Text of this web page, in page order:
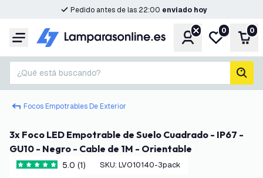
Pedido antes de las 22:00 enviado hoy
Menú CuentaMi lista de
0 0
¿Qué está buscando?
Focos Empotrables De Exterior
3x Foco LED Empotrable de Suelo Cuadrado - IP67 -
GU10 - Negro - Cable de 1M - Orientable
5 estrellas de puntuación
5.0 (1) SKU: LVO10140-3pack